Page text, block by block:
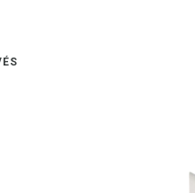
? N'hésitez pas à